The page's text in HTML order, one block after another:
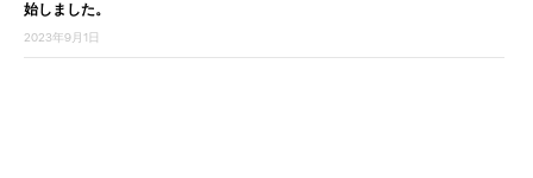
始しました。
2023年9月1日